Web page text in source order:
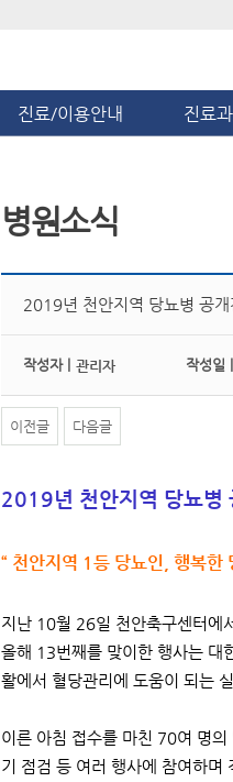
진료/이용안내 진료
병원소식
2019년 천안지역 당뇨병 공
작성자 | 관리자 작성일 |
이전글 다음글
2019년 천안지역 당뇨병
“ 천안지역 1등 당뇨인, 행복한
지난 10월 26일 천안축구센터에
올해 13번째를 맞이한 행사는 대
활에서 혈당관리에 도움이 되는
이른 아침 접수를 마친 70여 명
기 점검 등 여러 행사에 참여하며